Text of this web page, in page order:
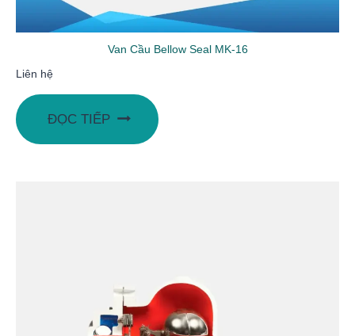
Van Cầu Bellow Seal MK-16
Liên hệ
ĐỌC TIẾP